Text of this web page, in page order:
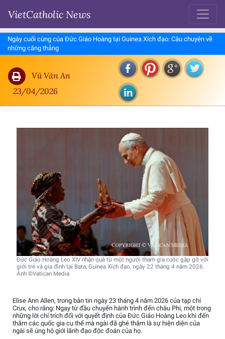
VietCatholic News
Ngày cuối cùng của Đức Giáo Hoàng tại Guinea Xích đạo: Câu chuyện về
những căng thẳng
Vũ Văn An
23/04/2026
Đức Giáo Hoàng Leo XIV nhận quà từ một người tham gia cuộc gặp gỡ với
giới trẻ và gia đình tại Bata, Guinea Xích đạo, ngày 22 tháng 4 năm 2026.
Ảnh ©Vatican Media
Elise Ann Allen, trong bản tin ngày 23 tháng 4 năm 2026 của tạp chí
Crux, cho rằng: Ngay từ đầu chuyến hành trình đến châu Phi, một trong
những lời chỉ trích đối với quyết định của Đức Giáo Hoàng Leo khi đến
thăm các quốc gia cụ thể mà ngài đã ghé thăm là sự hiện diện của
ngài sẽ ủng hộ giới lãnh đạo độc đoán của họ.